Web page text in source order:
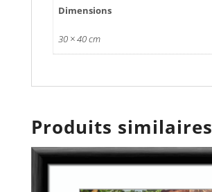
Dimensions
30 × 40 cm
Produits similaires